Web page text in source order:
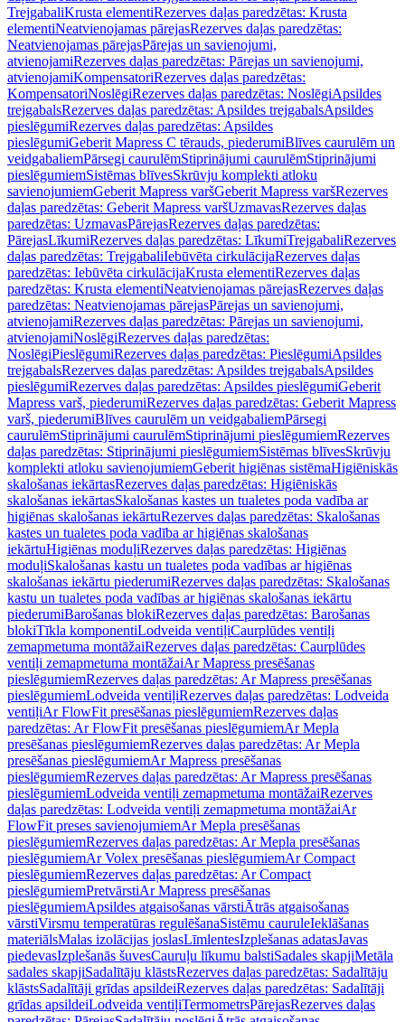
TrejgabaliKrusta elementiRezerves daļas paredzētas: Krusta
elementiNeatvienojamas pārejasRezerves daļas paredzētas:
Neatvienojamas pārejasPārejas un savienojumi,
atvienojamiRezerves daļas paredzētas: Pārejas un savienojumi,
atvienojamiKompensatoriRezerves daļas paredzētas:
KompensatoriNoslēgiRezerves daļas paredzētas: NoslēgiApsildes
trejgabalsRezerves daļas paredzētas: Apsildes trejgabalsApsildes
pieslēgumiRezerves daļas paredzētas: Apsildes
pieslēgumiGeberit Mapress C tērauds, piederumiBlīves caurulēm un
veidgabaliemPārsegi caurulēmStiprinājumi caurulēmStiprinājumi
pieslēgumiemSistēmas blīvesSkrūvju komplekti atloku
savienojumiemGeberit Mapress varšGeberit Mapress varšRezerves
daļas paredzētas: Geberit Mapress varšUzmavasRezerves daļas
paredzētas: UzmavasPārejasRezerves daļas paredzētas:
PārejasLīkumiRezerves daļas paredzētas: LīkumiTrejgabaliRezerves
daļas paredzētas: TrejgabaliIebūvēta cirkulācijaRezerves daļas
paredzētas: Iebūvēta cirkulācijaKrusta elementiRezerves daļas
paredzētas: Krusta elementiNeatvienojamas pārejasRezerves daļas
paredzētas: Neatvienojamas pārejasPārejas un savienojumi,
atvienojamiRezerves daļas paredzētas: Pārejas un savienojumi,
atvienojamiNoslēgiRezerves daļas paredzētas:
NoslēgiPieslēgumiRezerves daļas paredzētas: PieslēgumiApsildes
trejgabalsRezerves daļas paredzētas: Apsildes trejgabalsApsildes
pieslēgumiRezerves daļas paredzētas: Apsildes pieslēgumiGeberit
Mapress varš, piederumiRezerves daļas paredzētas: Geberit Mapress
varš, piederumiBlīves caurulēm un veidgabaliemPārsegi
caurulēmStiprinājumi caurulēmStiprinājumi pieslēgumiemRezerves
daļas paredzētas: Stiprinājumi pieslēgumiemSistēmas blīvesSkrūvju
komplekti atloku savienojumiemGeberit higiēnas sistēmaHigiēniskās
skalošanas iekārtasRezerves daļas paredzētas: Higiēniskās
skalošanas iekārtasSkalošanas kastes un tualetes poda vadība ar
higiēnas skalošanas iekārtuRezerves daļas paredzētas: Skalošanas
kastes un tualetes poda vadība ar higiēnas skalošanas
iekārtuHigiēnas moduļiRezerves daļas paredzētas: Higiēnas
moduļiSkalošanas kastu un tualetes poda vadības ar higiēnas
skalošanas iekārtu piederumiRezerves daļas paredzētas: Skalošanas
kastu un tualetes poda vadības ar higiēnas skalošanas iekārtu
piederumiBarošanas blokiRezerves daļas paredzētas: Barošanas
blokiTīkla komponentiLodveida ventiļiCaurplūdes ventiļi
zemapmetuma montāžaiRezerves daļas paredzētas: Caurplūdes
ventiļi zemapmetuma montāžaiAr Mapress presēšanas
pieslēgumiemRezerves daļas paredzētas: Ar Mapress presēšanas
pieslēgumiemLodveida ventiļiRezerves daļas paredzētas: Lodveida
ventiļiAr FlowFit presēšanas pieslēgumiemRezerves daļas
paredzētas: Ar FlowFit presēšanas pieslēgumiemAr Mepla
presēšanas pieslēgumiemRezerves daļas paredzētas: Ar Mepla
presēšanas pieslēgumiemAr Mapress presēšanas
pieslēgumiemRezerves daļas paredzētas: Ar Mapress presēšanas
pieslēgumiemLodveida ventiļi zemapmetuma montāžaiRezerves
daļas paredzētas: Lodveida ventiļi zemapmetuma montāžaiAr
FlowFit preses savienojumiemAr Mepla presēšanas
pieslēgumiemRezerves daļas paredzētas: Ar Mepla presēšanas
pieslēgumiemAr Volex presēšanas pieslēgumiemAr Compact
pieslēgumiemRezerves daļas paredzētas: Ar Compact
pieslēgumiemPretvārstiAr Mapress presēšanas
pieslēgumiemApsildes atgaisošanas vārstiĀtrās atgaisošanas
vārstiVirsmu temperatūras regulēšanaSistēmu cauruleIeklāšanas
materiālsMalas izolācijas joslasLīmlentesIzplešanas adatasJavas
piedevasIzplešanās šuvesCauruļu līkumu balstiSadales skapjiMetāla
sadales skapjiSadalītāju klāstsRezerves daļas paredzētas: Sadalītāju
klāstsSadalītāji grīdas apsildeiRezerves daļas paredzētas: Sadalītāji
grīdas apsildeiLodveida ventiļiTermometrsPārejasRezerves daļas